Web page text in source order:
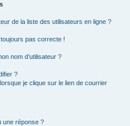
de la liste des utilisateurs en ligne ?
toujours pas correcte !
nom d’utilisateur ?
?
je clique sur le lien de courrier
une réponse ?